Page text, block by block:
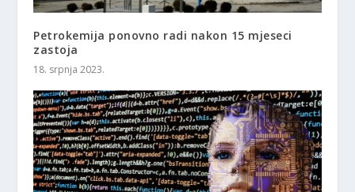
Petrokemija ponovno radi nakon 15 mjeseci
zastoja
18. srpnja 2023.